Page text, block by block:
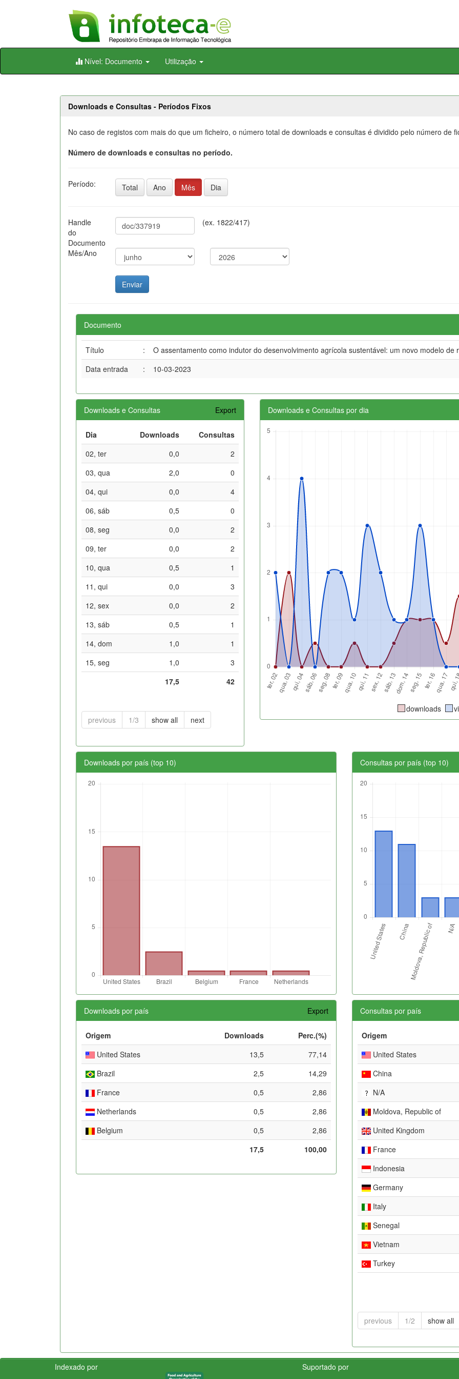
Skip
Nível: Documento Utilização
Downloads e Consultas - Períodos Fixos
No caso de registos com mais do que um ficheiro, o número total de downloads e consultas é dividido pelo número de
Número de downloads e consultas no período.
Período: Total Ano Mês Dia
Handle
do
Documento
(ex. 1822/417)
Mês/Ano
Documento
Título :
O assentamento como indutor do desenvolvimento agrícola sustentável: um novo modelo
Data entrada
: 10-03-2023
Downloads e Consultas Export
Dia Downloads
Consultas
02, ter
0,0
2
03, qua
2,0
0
04, qui
0,0
4
06, sáb
0,5
0
08, seg
0,0
2
09, ter
0,0
2
10, qua
0,5
1
11, qui
0,0
3
12, sex
0,0
2
13, sáb
0,5
1
14, dom
1,0
1
15, seg
1,0
3
17,5
42
previous 1/3 show all next
Downloads e Consultas por dia
downloads
Downloads por país (top 10) Consultas por país (top 10)
Downloads por país Export
Origem Downloads
Perc.(%)
United States
13,5
77,14
Brazil
2,5
14,29
France
0,5
2,86
Netherlands
0,5
2,86
Belgium
0,5
2,86
17,5
100,00
Consultas por país
Origem
United States
China
N/A
Moldova, Republic of
United Kingdom
France
Indonesia
Germany
Italy
Senegal
Vietnam
Turkey
previous 1/2 show all
Indexado por Suportado por